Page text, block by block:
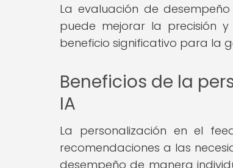
La evaluación de
puede mejorar la precisión
beneficio significativo para la
Beneficios de la
IA
La personalización en el
recomendaciones a las
desempeño de manera